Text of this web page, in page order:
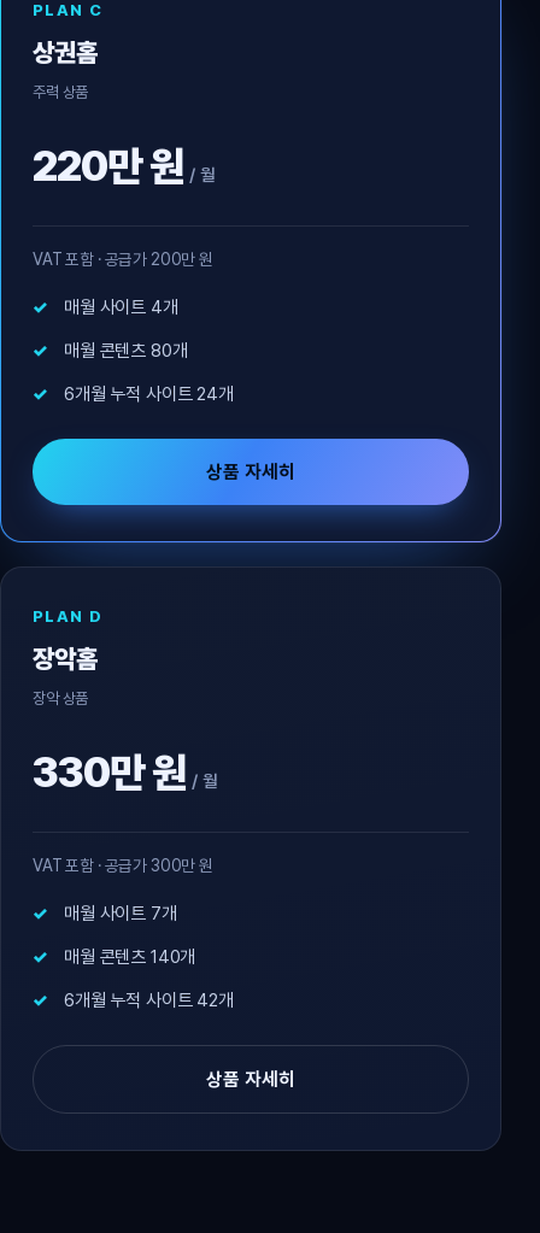
PLAN C
상권홈
주력 상품
220만 원 / 월
VAT 포함 · 공급가 200만 원
매월 사이트 4개
매월 콘텐츠 80개
6개월 누적 사이트 24개
상품 자세히
PLAN D
장악홈
장악 상품
330만 원 / 월
VAT 포함 · 공급가 300만 원
매월 사이트 7개
매월 콘텐츠 140개
6개월 누적 사이트 42개
상품 자세히